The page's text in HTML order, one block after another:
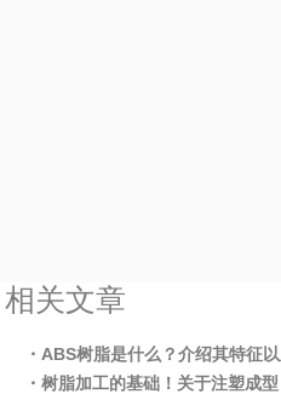
相关文章
・ABS树脂是什么？介绍其特征
・树脂加工的基础！关于注塑成型